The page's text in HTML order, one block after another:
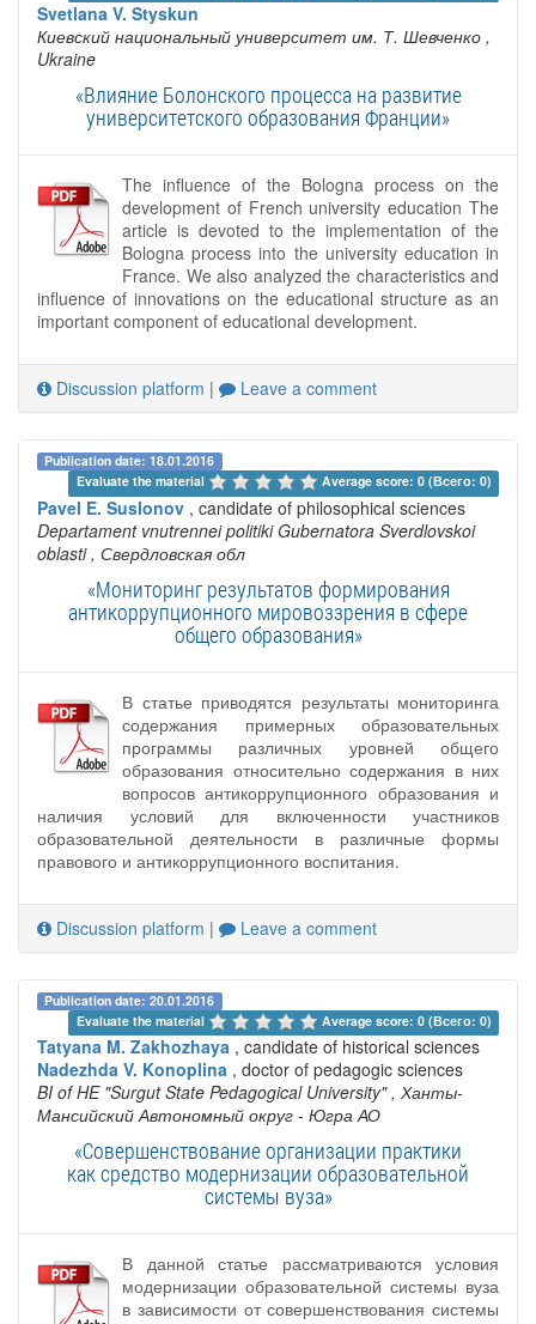
Svetlana V. Styskun
Киевский национальный университет им. Т. Шевченко ,
Ukraine
«Влияние Болонского процесса на развитие
университетского образования Франции»
The influence of the Bologna process on the
development of French university education The
article is devoted to the implementation of the
Bologna process into the university education in
France. We also analyzed the characteristics and
influence of innovations on the educational structure as an
important component of educational development.
Discussion platform | Leave a comment
Publication date: 18.01.2016
Evaluate the material
Average score: 0 (Всего: 0)
Pavel E. Suslonov , candidate of philosophical sciences
Departament vnutrennei politiki Gubernatora Sverdlovskoi
oblasti , Свердловская обл
«Мониторинг результатов формирования
антикоррупционного мировоззрения в сфере
общего образования»
В статье приводятся результаты мониторинга
содержания примерных образовательных
программы различных уровней общего
образования относительно содержания в них
вопросов антикоррупционного образования и
наличия условий для включенности участников
образовательной деятельности в различные формы
правового и антикоррупционного воспитания.
Discussion platform | Leave a comment
Publication date: 20.01.2016
Evaluate the material
Average score: 0 (Всего: 0)
Tatyana M. Zakhozhaya , candidate of historical sciences
Nadezhda V. Konoplina , doctor of pedagogic sciences
BI of HE "Surgut State Pedagogical University" , Ханты-
Мансийский Автономный округ - Югра АО
«Совершенствование организации практики
как средство модернизации образовательной
системы вуза»
В данной статье рассматриваются условия
модернизации образовательной системы вуза
в зависимости от совершенствования системы